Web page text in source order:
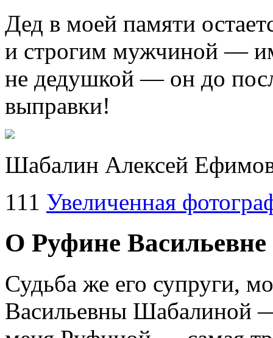
Дед в моей памяти
и строгим мужчиной —
не дедушкой — он до
выправки!
Шабалин Алексей
111 Увеличенная
О Руфине
Судьба же его супруги,
Васильевны Шабалиной —